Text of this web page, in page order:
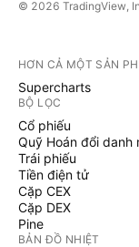
© 2026 TradingView,
HƠN CẢ MỘT SẢN
Supercharts
BỘ LỌC
Cổ phiếu
Quỹ Hoán đổi danh
Trái phiếu
Tiền điện tử
Cặp CEX
Cặp DEX
Pine
BẢN ĐỒ NHIỆT